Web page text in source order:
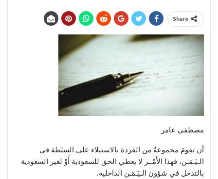
Share
مصطفى عامر
أن تقومَ مجموعةٌ من القردة بالاستيلاء على السلطة في
الـيَـمَـن، فهذا الأَمْــر لا يعطي الحق للسعودية أَوْ لغير السعودية
بالتدخل في شؤون الـيَـمَـن الداخلية.